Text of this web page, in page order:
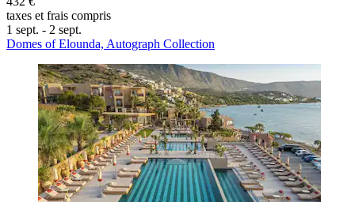
taxes et frais compris
1 sept. - 2 sept.
Domes of Elounda, Autograph Collection